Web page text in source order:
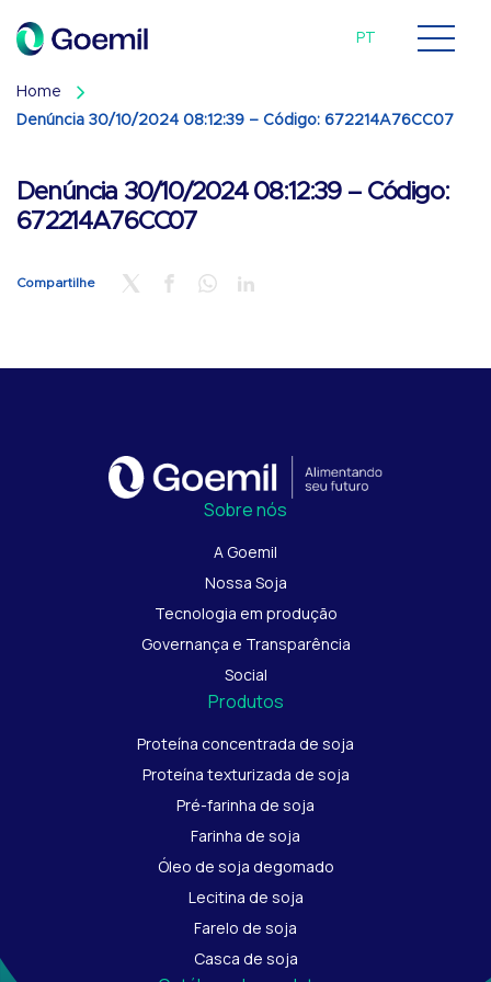
PT
Home
Denúncia 30/10/2024 08:12:39 – Código: 672214A76CC07
Denúncia 30/10/2024 08:12:39 – Código:
672214A76CC07
Compartilhe
Sobre nós
A Goemil
Nossa Soja
Tecnologia em produção
Governança e Transparência
Social
Produtos
Proteína concentrada de soja
Proteína texturizada de soja
Pré-farinha de soja
Farinha de soja
Óleo de soja degomado
Lecitina de soja
Farelo de soja
Casca de soja